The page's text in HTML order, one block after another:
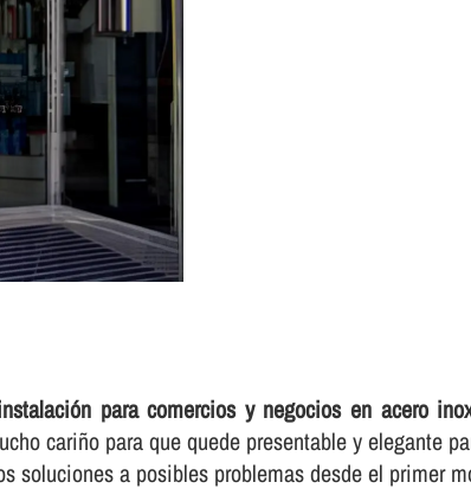
para comercios y negocios en acero
cariño para que quede presentable y elegante
soluciones a posibles problemas desde el primer